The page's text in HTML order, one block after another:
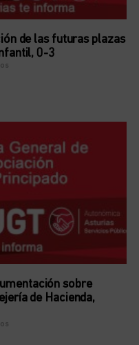
de las futuras plazas
0-3
sobre
de Hacienda,